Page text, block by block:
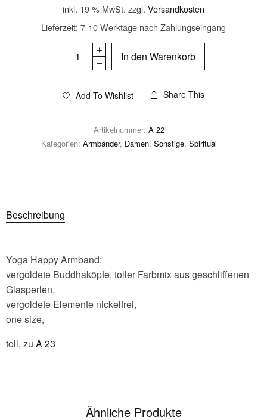
inkl. 19 % MwSt. zzgl. Versandkosten
Lieferzeit: 7-10 Werktage nach Zahlungseingang
In den Warenkorb
Add To Wishlist Share This
Artikelnummer: A 22
Kategorien: Armbänder, Damen, Sonstige, Spiritual
Beschreibung
Yoga Happy Armband:
vergoldete Buddhaköpfe, toller Farbmix aus geschliffenen
Glasperlen,
vergoldete Elemente nickelfrei,
one size,
toll, zu A 23
Ähnliche Produkte